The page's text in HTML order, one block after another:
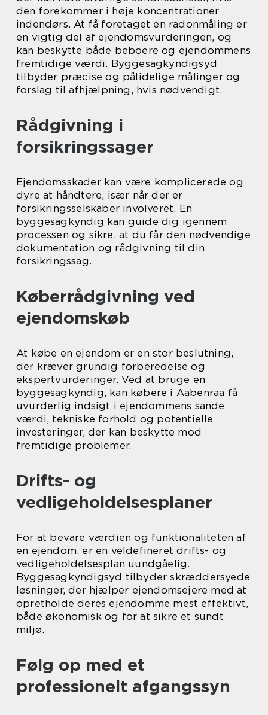
den forekommer i høje koncentrationer
indendørs. At få foretaget en radonmåling er
en vigtig del af ejendomsvurderingen, og
kan beskytte både beboere og ejendommens
fremtidige værdi. Byggesagkyndigsyd
tilbyder præcise og pålidelige målinger og
forslag til afhjælpning, hvis nødvendigt.
Rådgivning i
forsikringssager
Ejendomsskader kan være komplicerede og
dyre at håndtere, især når der er
forsikringsselskaber involveret. En
byggesagkyndig kan guide dig igennem
processen og sikre, at du får den nødvendige
dokumentation og rådgivning til din
forsikringssag.
Køberrådgivning ved
ejendomskøb
At købe en ejendom er en stor beslutning,
der kræver grundig forberedelse og
ekspertvurderinger. Ved at bruge en
byggesagkyndig, kan købere i Aabenraa få
uvurderlig indsigt i ejendommens sande
værdi, tekniske forhold og potentielle
investeringer, der kan beskytte mod
fremtidige problemer.
Drifts- og
vedligeholdelsesplaner
For at bevare værdien og funktionaliteten af
en ejendom, er en veldefineret drifts- og
vedligeholdelsesplan uundgåelig.
Byggesagkyndigsyd tilbyder skræddersyede
løsninger, der hjælper ejendomsejere med at
opretholde deres ejendomme mest effektivt,
både økonomisk og for at sikre et sundt
miljø.
Følg op med et
professionelt afgangssyn